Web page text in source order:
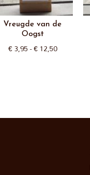
Vreugde van de
Oogst
€3,95-€12,50Prijsklasse: